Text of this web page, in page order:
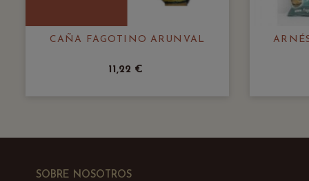
CAÑA FAGOTINO ARUNVAL
11,22 €
SOBRE NOSOTROS